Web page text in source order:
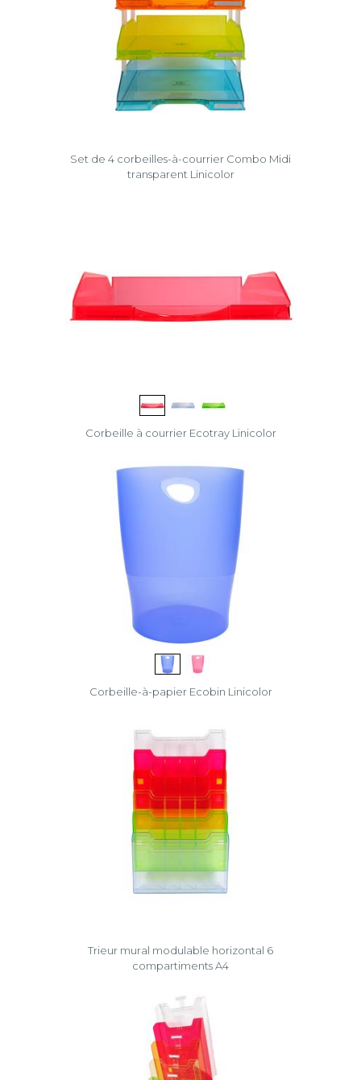
Set de 4 corbeilles-à-courrier Combo Midi
transparent Linicolor
Corbeille à courrier Ecotray Linicolor
Corbeille-à-papier Ecobin Linicolor
Trieur mural modulable horizontal 6
compartiments A4